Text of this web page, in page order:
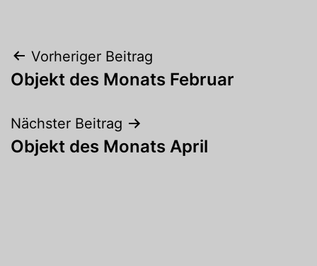
Beitragsnavigation
Vorheriger Beitrag
Objekt des Monats Februar
Nächster Beitrag
Objekt des Monats April